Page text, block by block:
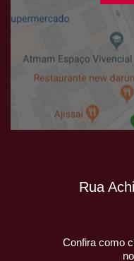
Rua
Confira como